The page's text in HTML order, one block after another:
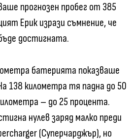
прогнозен пробег от 385
Ерик изрази съмнение, че
достигната.
батерията показваше
138 километра тя падна до 50
– до 25 процента.
нулев заряд малко преди
(Суперчарджър), но